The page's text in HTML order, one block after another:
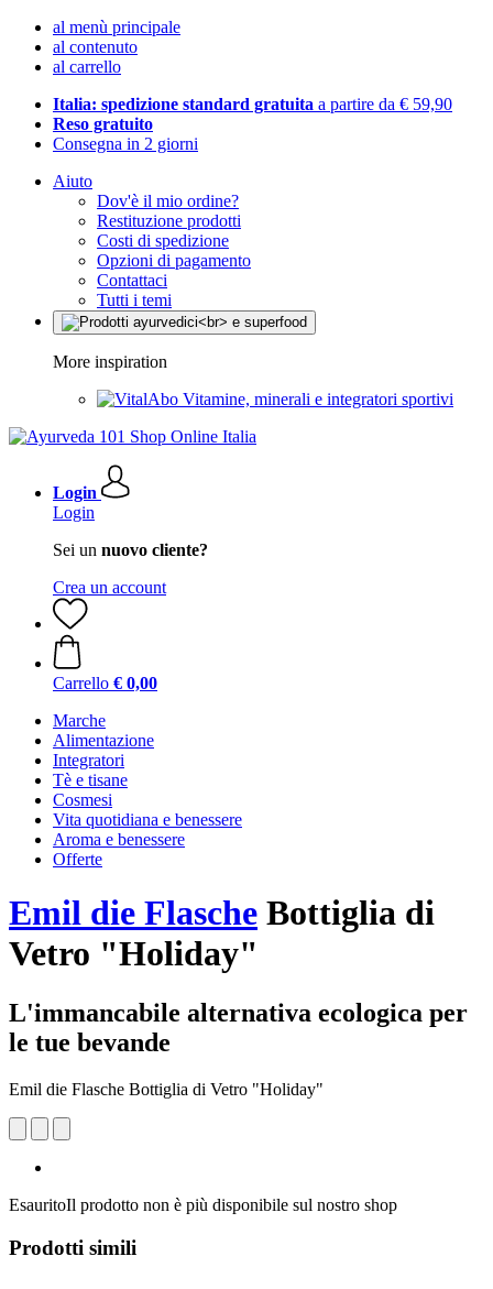
al menù principale
al contenuto
al carrello
Italia: spedizione standard gratuita a partire da € 59,90
Reso gratuito
Consegna in 2 giorni
Aiuto
Dov'è il mio ordine?
Restituzione prodotti
Costi di spedizione
Opzioni di pagamento
Contattaci
Tutti i temi
More inspiration
Vitamine, minerali e integratori sportivi
Login
Login
Sei un nuovo cliente?
Crea un account
Carrello € 0,00
Marche
Alimentazione
Integratori
Tè e tisane
Cosmesi
Vita quotidiana e benessere
Aroma e benessere
Offerte
Emil die Flasche Bottiglia di
Vetro "Holiday"
L'immancabile alternativa ecologica per
le tue bevande
Emil die Flasche Bottiglia di Vetro "Holiday"
EsauritoIl prodotto non è più disponibile sul nostro shop
Prodotti simili